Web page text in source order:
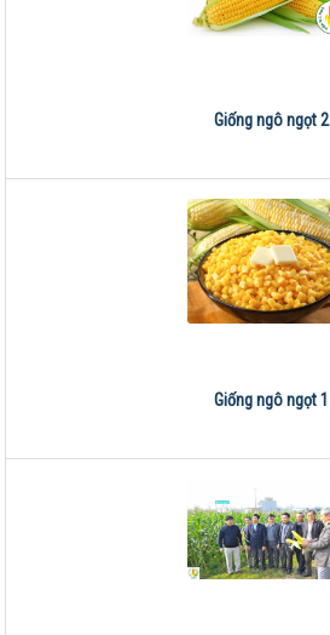
Giống ngô ngọt 2
Giống ngô ngọt 1